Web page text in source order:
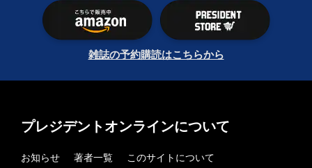
雑誌の予約購読はこちらから
プレジデントオンラインについて
お知らせ 著者一覧
このサイトについて